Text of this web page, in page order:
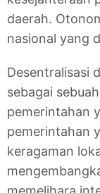
daerah.
nasional yang
Desentralisasi
sebagai
pemerintahan
pemerintahan
keragaman